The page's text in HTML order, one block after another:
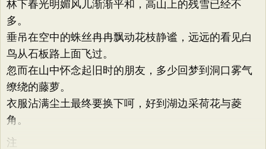
林下春光明媚风儿渐渐平和，高山上的残雪已经不
多。
垂吊在空中的蛛丝冉冉飘动花枝静谧，远远的看见白
鸟从石板路上面飞过。
忽而在山中怀念起旧时的朋友，多少回梦到洞口雾气
缭绕的藤萝。
衣服沾满尘土最终要换下呵，好到湖边采荷花与菱
角。
注